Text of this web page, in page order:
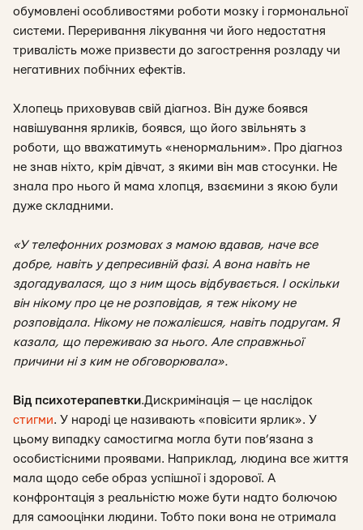
обумовлені особливостями роботи мозку і гормональної
системи. Переривання лікування чи його недостатня
тривалість може призвести до загострення розладу чи
негативних побічних ефектів.
Хлопець приховував свій діагноз. Він дуже боявся
навішування ярликів, боявся, що його звільнять з
роботи, що вважатимуть «ненормальним». Про діагноз
не знав ніхто, крім дівчат, з якими він мав стосунки. Не
знала про нього й мама хлопця, взаємини з якою були
дуже складними.
«У телефонних розмовах з мамою вдавав, наче все
добре, навіть у депресивній фазі. А вона навіть не
здогадувалася, що з ним щось відбувається. І оскільки
він нікому про це не розповідав, я теж нікому не
розповідала. Нікому не пожалієшся, навіть подругам. Я
казала, що переживаю за нього. Але справжньої
причини ні з ким не обговорювала».
Від психотерапевтки.Дискримінація — це наслідок
стигми. У народі це називають «повісити ярлик». У
цьому випадку самостигма могла бути пов’язана з
особистісними проявами. Наприклад, людина все життя
мала щодо себе образ успішної і здорової. А
конфронтація з реальністю може бути надто болючою
для самооцінки людини. Тобто поки вона не отримала